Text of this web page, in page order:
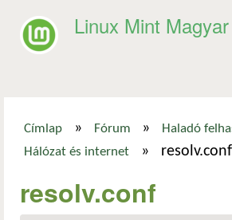
Linux Mint
Jelenlegi hely
Címlap » Fórum » Haladó
Hálózat és internet » resolv.conf
resolv.conf